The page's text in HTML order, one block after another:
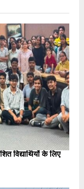
विद्यार्थियों के लिए